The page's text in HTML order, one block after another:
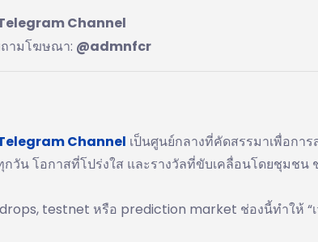
Channel
ามโฆษณา: @admnfcr
Channel เป็นศูนย์กลางที่คัดสรรมาเพื่อกา
กวัน โอกาสที่โปร่งใส และรางวัลที่ขับเคลื่อนโดยชุมช
testnet หรือ prediction market ช่องนี้ทำให้